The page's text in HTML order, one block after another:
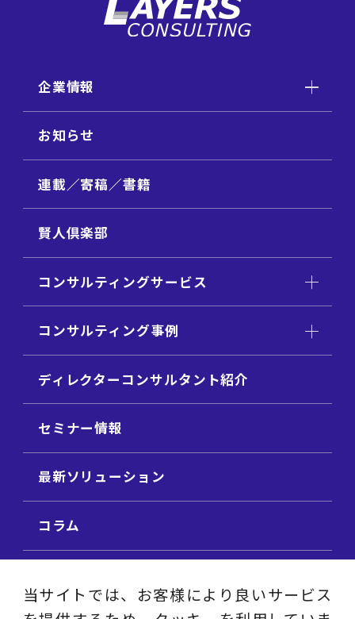
企業情報
お知らせ
連載／寄稿／書籍
賢人倶楽部
コンサルティングサービス
コンサルティング事例
ディレクターコンサルタント紹介
セミナー情報
最新ソリューション
コラム
当サイトでは、お客様により良いサービス